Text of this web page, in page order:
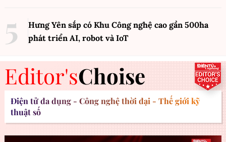
Hưng Yên sắp có Khu Công nghệ cao gần 500ha
phát triển AI, robot và IoT
Editor'sChoise
Điện tử đa dụng - Công nghệ thời đại - Thế giới kỹ
thuật số